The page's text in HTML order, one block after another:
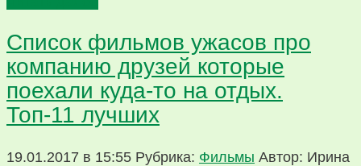
Список фильмов ужасов про
компанию друзей которые
поехали куда-то на отдых.
Топ-11 лучших
19.01.2017 в 15:55 Рубрика: Фильмы Автор: Ирина